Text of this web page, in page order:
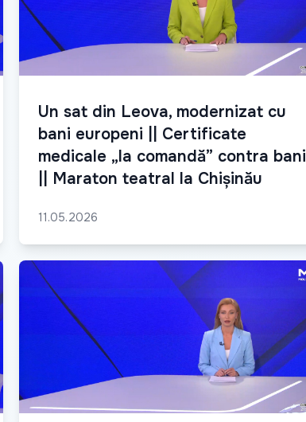
Un sat din Leova, modernizat cu
bani europeni || Certificate
medicale „la comandă” contra bani
|| Maraton teatral la Chișinău
11.05.2026